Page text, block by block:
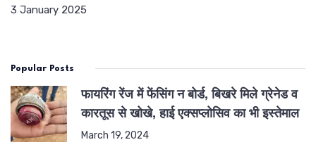
3 January 2025
Popular Posts
फायरिंग रेंज में फेंसिंग न बोर्ड, बिखरे मिले ग्रेनेड व
कारतूस से खोखे, हाई एक्सप्लोसिव का भी इस्तेमाल
March 19, 2024